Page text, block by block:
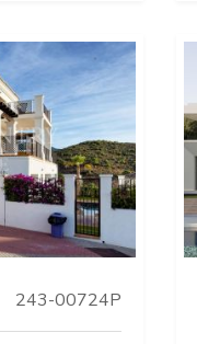
243-00724P